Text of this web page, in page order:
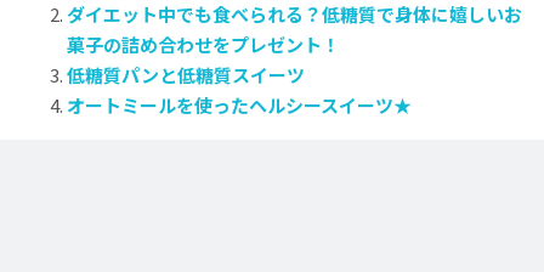
ダイエット中でも食べられる？低糖質で身体に嬉しいお
菓子の詰め合わせをプレゼント！
低糖質パンと低糖質スイーツ
オートミールを使ったヘルシースイーツ★